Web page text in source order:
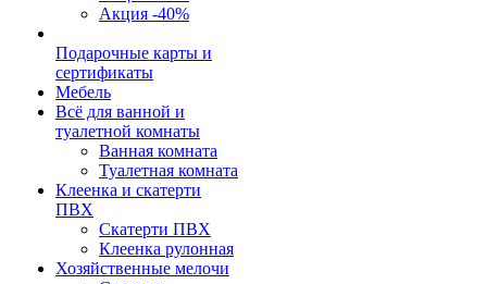
Акция -40%
Подарочные карты и
сертификаты
Мебель
Всё для ванной и
туалетной комнаты
Ванная комната
Туалетная комната
Клеенка и скатерти
ПВХ
Скатерти ПВХ
Клеенка рулонная
Хозяйственные мелочи